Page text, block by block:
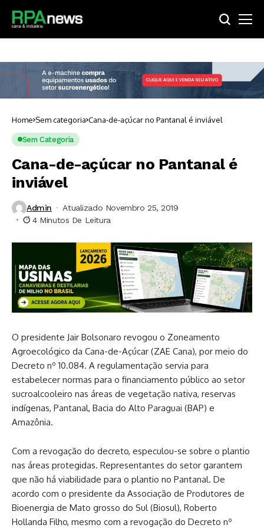
Home Sem categoria Cana-de-açúcar no Pantanal é inviável
Sem Categoria
Cana-de-açúcar no Pantanal é
inviável
Admin
Atualizado Novembro 25, 2019
4 Minutos De Leitura
O presidente Jair Bolsonaro revogou o Zoneamento
Agroecológico da Cana-de-Açúcar (ZAE Cana), por meio do
Decreto nº 10.084. A regulamentação servia para
estabelecer normas para o financiamento público ao setor
sucroalcooleiro nas áreas de vegetação nativa, reservas
indígenas, Pantanal, Bacia do Alto Paraguai (BAP) e
Amazônia.
Com a revogação do decreto, especulou-se sobre o plantio
nas áreas protegidas. Representantes do setor garantem
que não há viabilidade para o plantio no Pantanal. De
acordo com o presidente da Associação de Produtores de
Bioenergia de Mato grosso do Sul (Biosul), Roberto
Hollanda Filho, mesmo com a revogação do Decreto nº